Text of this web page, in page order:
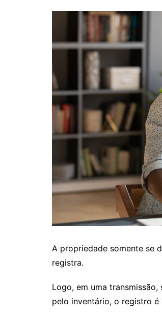
A propriedade somente se
registra.
Logo, em uma
pelo inventário, o registro